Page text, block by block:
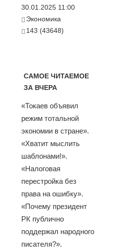
30.01.2025 11:00
Экономика
143 (43648)
САМОЕ ЧИТАЕМОЕ
ЗА ВЧЕРА
«Токаев объявил
режим тотальной
экономии в стране».
«Хватит мыслить
шаблонами!».
«Налоговая
перестройка без
права на ошибку».
«Почему президент
РК публично
поддержал народного
писателя?».